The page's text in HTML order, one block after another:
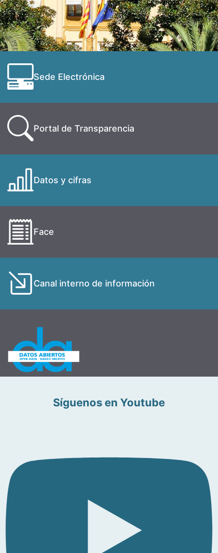
Sede Electrónica
Portal de Transparencia
Datos y cifras
Face
Canal interno de información
Síguenos en Youtube